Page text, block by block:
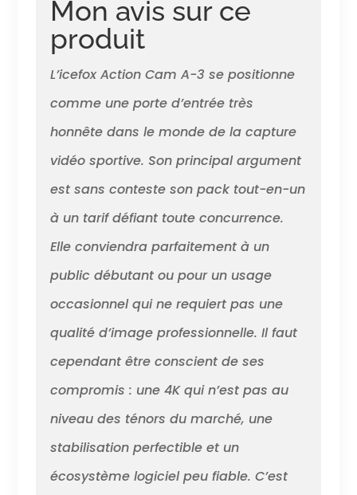
grand angle de 170° permet à
la caméra d'action de
prendre des photos épiques
importants. Contrôle du
poignet sans fil et 2 batteries
rechargeables : la
télécommande sans fil 2,4 G
photos et de vidéos
appuyez simplement sur le
bouton de la télécommande.
Contrôle total de votre
caméra d'action avec la
capturer votre monde d'une
caméra d'action 4K Icefox est
livrée avec 2 batteries
rechargeables de 1350 mAh,
de sorte que vous n'avez plus
d'enregistrement de votre
caméra d'action. WiFi intégré
et HDMI : il suffit de
télécharger l'application sur
tablette et de vous connecter
Mon avis sur ce
produit
L’icefox Action Cam A-3 se positionne
comme une porte d’entrée très
honnête dans le monde de la capture
vidéo sportive. Son principal argument
est sans conteste son pack tout-en-un
à un tarif défiant toute concurrence.
Elle conviendra parfaitement à un
public débutant ou pour un usage
occasionnel qui ne requiert pas une
qualité d’image professionnelle. Il faut
cependant être conscient de ses
compromis : une 4K qui n’est pas au
niveau des ténors du marché, une
stabilisation perfectible et un
écosystème logiciel peu fiable. C’est